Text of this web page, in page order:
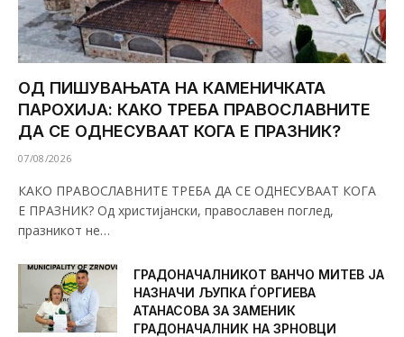
ОД ПИШУВАЊАТА НА КАМЕНИЧКАТА
ПАРОХИЈА: КАКО ТРЕБА ПРАВОСЛАВНИТЕ
ДА СЕ ОДНЕСУВААТ КОГА Е ПРАЗНИК?
07/08/2026
КАКО ПРАВОСЛАВНИТЕ ТРЕБА ДА СЕ ОДНЕСУВААТ КОГА
Е ПРАЗНИК? Од христијански, православен поглед,
празникот не…
ГРАДОНАЧАЛНИКОТ ВАНЧО МИТЕВ ЈА
НАЗНАЧИ ЉУПКА ЃОРГИЕВА
АТАНАСОВА ЗА ЗАМЕНИК
ГРАДОНАЧАЛНИК НА ЗРНОВЦИ